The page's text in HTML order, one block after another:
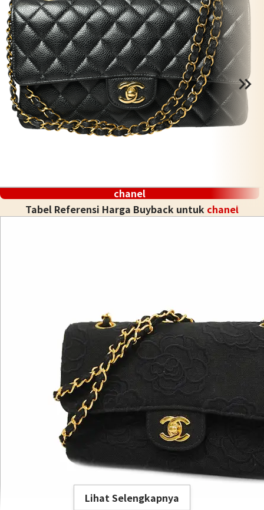
chanel
Tabel Referensi Harga Buyback untuk chanel
Lihat Selengkapnya